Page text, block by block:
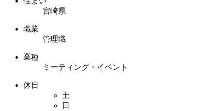
宮崎県
職業
管理職
業種
ミーティング・イベント
休日
土
日